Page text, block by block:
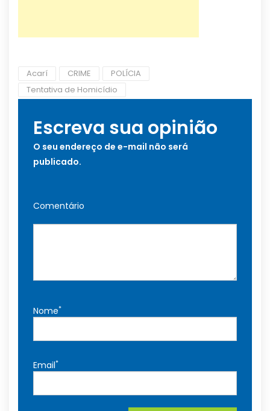
Acarí CRIME
POLÍCIA
Tentativa de Homicídio
Escreva sua opinião
O seu endereço de e-mail não será
publicado.
Comentário
Nome*
Email*